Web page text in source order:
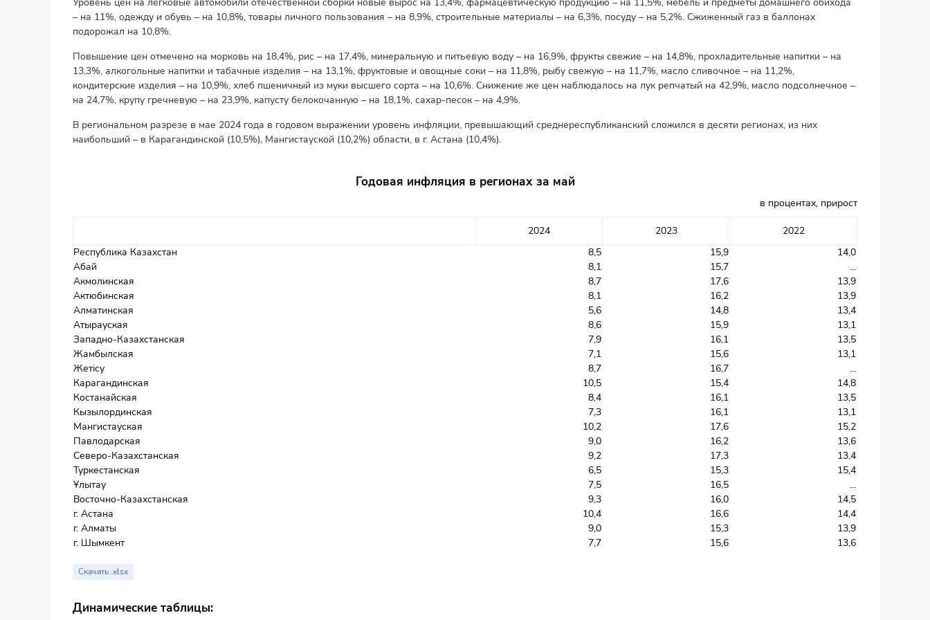
– на 11%, одежду и обувь – на 10,8%, товары личного пользования – на 8,9%, строительные материалы – на 6,3%, посуду – на 5,2%. Сжиженный газ в баллонах
подорожал на 10,8%.
Повышение цен отмечено на морковь на 18,4%, рис – на 17,4%, минеральную и питьевую воду – на 16,9%, фрукты свежие – на 14,8%, прохладительные напитки – на
13,3%, алкогольные напитки и табачные изделия – на 13,1%, фруктовые и овощные соки – на 11,8%, рыбу свежую – на 11,7%, масло сливочное – на 11,2%,
кондитерские изделия – на 10,9%, хлеб пшеничный из муки высшего сорта – на 10,6%. Снижение же цен наблюдалось на лук репчатый на 42,9%, масло подсолнечное –
на 24,7%, крупу гречневую – на 23,9%, капусту белокочанную – на 18,1%, сахар-песок – на 4,9%.
В региональном разрезе в мае 2024 года в годовом выражении уровень инфляции, превышающий среднереспубликанский сложился в десяти регионах, из них
наибольший – в Карагандинской (10,5%), Мангистауской (10,2%) области, в г. Астана (10,4%).
Годовая инфляция в регионах за май
в процентах, прирост
2024 2023
2022
Республика Казахстан
8,5 15,9
14,0
Абай
8,1 15,7
...
Акмолинская
8,7 17,6
13,9
Актюбинская
8,1 16,2
13,9
Алматинская
5,6 14,8
13,4
Атырауская
8,6 15,9
13,1
Западно-Казахстанская
7,9 16,1
13,5
Жамбылская
7,1 15,6
13,1
Жетісу
8,7 16,7
...
Карагандинская
10,5 15,4
14,8
Костанайская
8,4 16,1
13,5
Кызылординская
7,3 16,1
13,1
Мангистауская
10,2 17,6
15,2
Павлодарская
9,0 16,2
13,6
Северо-Казахстанская
9,2 17,3
13,4
Туркестанская
6,5 15,3
15,4
Ұлытау
7,5 16,5
...
Восточно-Казахстанская
9,3 16,0
14,5
г. Астана
10,4 16,6
14,4
г. Алматы
9,0 15,3
13,9
г. Шымкент
7,7 15,6 13,6
Скачать .xlsx
Динамические таблицы: